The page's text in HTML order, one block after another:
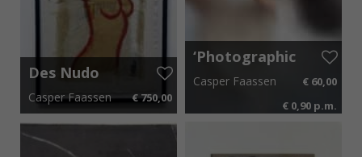
Des Nudo
Casper Faassen € 750,00
85 cm x 100 cm € 11,25 p.m.
‘Photographic
Works’ –
Boek
Casper Faassen
€ 60,00
€ 0,90 p.m.